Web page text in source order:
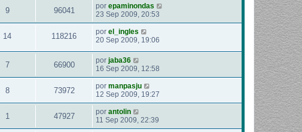
9 96041 por epaminondas
23 Sep 2009, 20:53
14 118216 por el_ingles
20 Sep 2009, 19:06
7 66900 por jaba36
16 Sep 2009, 12:58
8 73972 por manpasju
12 Sep 2009, 19:27
1 47927 por antolin
11 Sep 2009, 22:39